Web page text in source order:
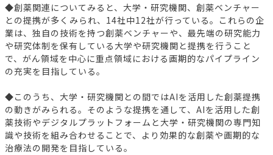
◆創薬関連についてみると、大学・研究機関、創薬ベンチャー
との提携が多くみられ、14社中12社が行っている。これらの企
業は、独自の技術を持つ創薬ベンチャーや、最先端の研究能力
や研究体制を保有している大学や研究機関と提携を行うこと
で、がん領域を中心に重点領域における画期的なパイプライン
の充実を目指している。
◆このうち、大学・研究機関との間ではAIを活用した創薬提携
の動きがみられる。そのような提携を通して、AIを活用した創
薬技術やデジタルプラットフォームと大学・研究機関の専門知
識や技術を組み合わせることで、より効果的な創薬や画期的な
治療法の開発を目指している。